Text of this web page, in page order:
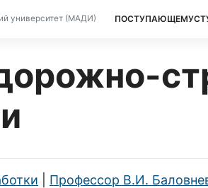
университет (МАДИ) ПОСТУПАЮЩЕМУ
Профессор В.И.